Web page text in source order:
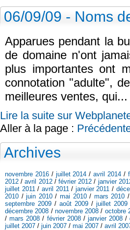
06/09/09 - Noms
Apparues pendant la
de domaine n'ont
plus importantes ont
connotation "adulte",
meilleures ventes, qui...
Lire la suite sur
Aller à la page :
Archives
novembre 2016/ juillet 2014 /avril 2014/
2012 /avril 2012/février 2012 / janvier
juillet 2011/ avril 2011/ janvier 2011 /
2010 /juin 2010/mai 2010/ mars 2010 /
septembre 2009 /août 2009 /juillet 2009
décembre 2008 / novembre 2008 / octobre
/mars 2008 / février 2008/ janvier 2008 /
juillet 2007 / juin 2007 / mai 2007 / avril